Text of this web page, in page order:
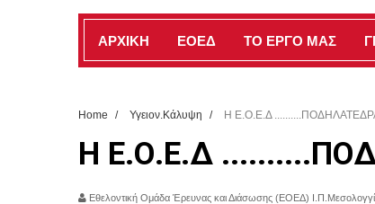
ΑΡΧΙΚΗ ΕΟΕΔ ΤΟ ΕΡΓΟ ΜΑΣ
Home / Υγειον.Κάλυψη / Η Ε.Ο.Ε.Δ
Η Ε.Ο.Ε.Δ
Εθελοντική Ομάδα Έρευνας και Διάσωσης (ΕΟΕΔ)